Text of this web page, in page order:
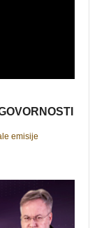
emisije